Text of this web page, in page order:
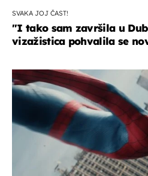
SVAKA JOJ ČAST!
"I tako sam završila u
vizažistica pohvalila se